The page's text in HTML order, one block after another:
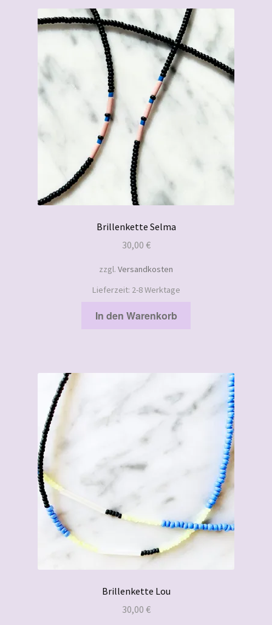
Brillenkette Selma
30,00 €
zzgl. Versandkosten
Lieferzeit: 2-8 Werktage
In den Warenkorb
Brillenkette Lou
30,00 €